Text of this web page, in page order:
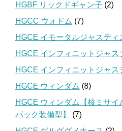
HGBF リックドギャン子 (2)
HGCC ウォドム (7)
HGCE イモータルジャスティ
HGCE インフィニットジャス
HGCE インフィニットジャ
HGCE ウィンダム (8)
HGCE ウィンダム【核ミサ
パック装備型】
(7)